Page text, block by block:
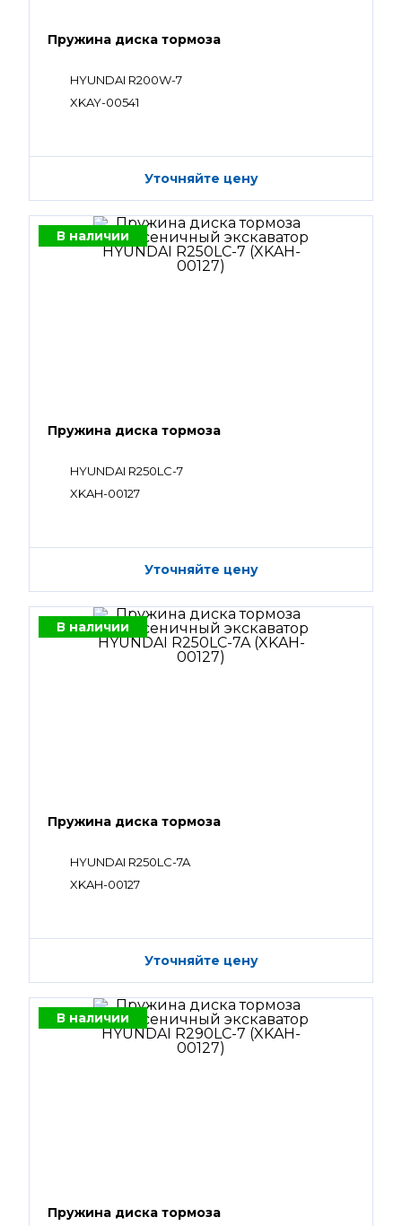
Пружина диска тормоза
HYUNDAI R200W-7
XKAY-00541
Уточняйте цену
В наличии
Пружина диска тормоза
HYUNDAI R250LC-7
XKAH-00127
Уточняйте цену
В наличии
Пружина диска тормоза
HYUNDAI R250LC-7A
XKAH-00127
Уточняйте цену
В наличии
Пружина диска тормоза